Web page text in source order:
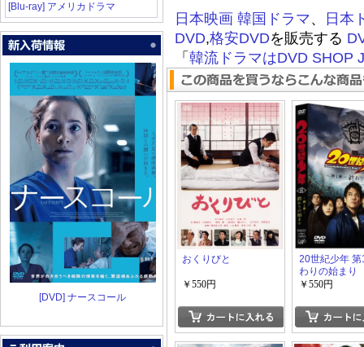
[Blu-ray] アメリカドラマ
[DVD] ナースコール
日本映画 韓国ドラマ、
日本
DVD,格安DVDを販売する
「 韓流ドラマはDVD SHOP
おくりびと
￥550円
20世紀少年
わりの始まり
￥550円